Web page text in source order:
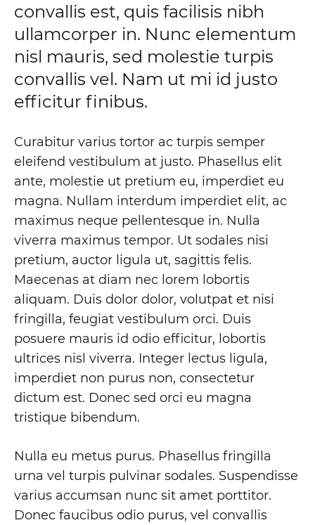
AUGUST
24,
2018
0
NO
COMMENTS
THESE
TAKES
A
CLASSIC
BUTTON-
UP
convallis est, quis facilisis nibh
ullamcorper in. Nunc elementum
nisl mauris, sed molestie turpis
convallis vel. Nam ut mi id justo
efficitur finibus.
Curabitur varius tortor ac turpis semper
eleifend vestibulum at justo. Phasellus elit
ante, molestie ut pretium eu, imperdiet eu
magna. Nullam interdum imperdiet elit, ac
maximus neque pellentesque in. Nulla
viverra maximus tempor. Ut sodales nisi
pretium, auctor ligula ut, sagittis felis.
Maecenas at diam nec lorem lobortis
aliquam. Duis dolor dolor, volutpat et nisi
fringilla, feugiat vestibulum orci. Duis
posuere mauris id odio efficitur, lobortis
ultrices nisl viverra. Integer lectus ligula,
imperdiet non purus non, consectetur
dictum est. Donec sed orci eu magna
tristique bibendum.
Nulla eu metus purus. Phasellus fringilla
urna vel turpis pulvinar sodales. Suspendisse
varius accumsan nunc sit amet porttitor.
Donec faucibus odio purus, vel convallis